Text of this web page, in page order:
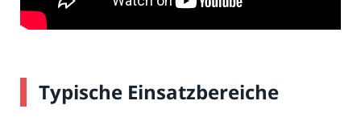
Typische Einsatzbereiche